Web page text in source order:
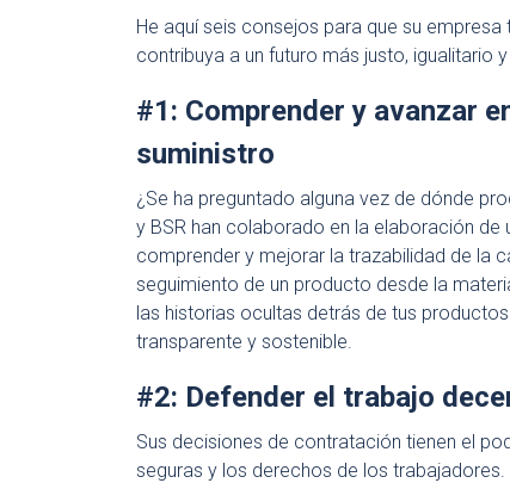
He aquí seis consejos para que su
contribuya a un futuro más justo, igualitario
#1: Comprender y avanzar
suministro
¿Se ha preguntado alguna vez de dónde
y BSR han colaborado en la elaboración de
comprender y mejorar la trazabilidad de la
seguimiento de un producto desde la
las historias ocultas detrás de tus
transparente y sostenible.
#2: Defender el trabajo
Sus decisiones de contratación tienen el
seguras y los derechos de los trabajadores.